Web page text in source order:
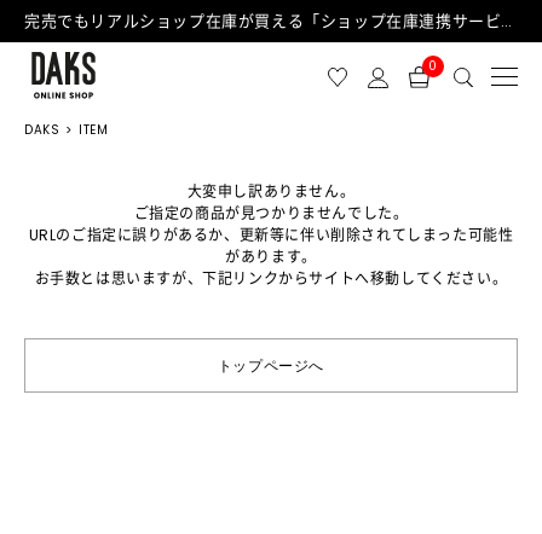
完売でもリアルショップ在庫が買える「ショップ在庫連携サービス」が日中もご利用可能になりました！
0
DAKS ITEM
大変申し訳ありません。
ご指定の商品が見つかりませんでした。
URLのご指定に誤りがあるか、更新等に伴い削除されてしまった可能性
があります。
お手数とは思いますが、下記リンクからサイトへ移動してください。
トップページへ